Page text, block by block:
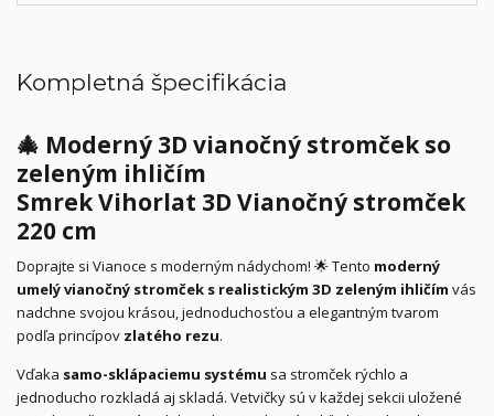
Kompletná špecifikácia
🎄 Moderný 3D vianočný stromček so
zeleným ihličím
Smrek Vihorlat 3D Vianočný stromček
220 cm
Doprajte si Vianoce s moderným nádychom! 🌟 Tento moderný
umelý vianočný stromček s realistickým 3D zeleným ihličím vás
nadchne svojou krásou, jednoduchosťou a elegantným tvarom
podľa princípov zlatého rezu.
Vďaka samo-sklápaciemu systému sa stromček rýchlo a
jednoducho rozkladá aj skladá. Vetvičky sú v každej sekcii uložené